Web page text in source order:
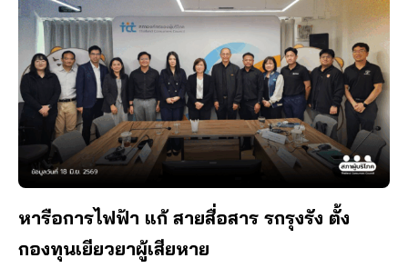
หารือการไฟฟ้า แก้ สายสื่อสาร รกรุงรัง ตั้ง
กองทุนเยียวยาผู้เสียหาย